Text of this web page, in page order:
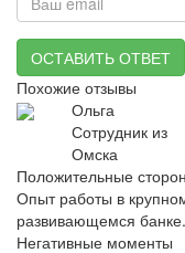
ОСТАВИТЬ ОТВЕТ
Похожие отзывы
Ольга
Сотрудник из
Омска
Положительные
Опыт работы в
развивающемся банке.
Негативные моменты